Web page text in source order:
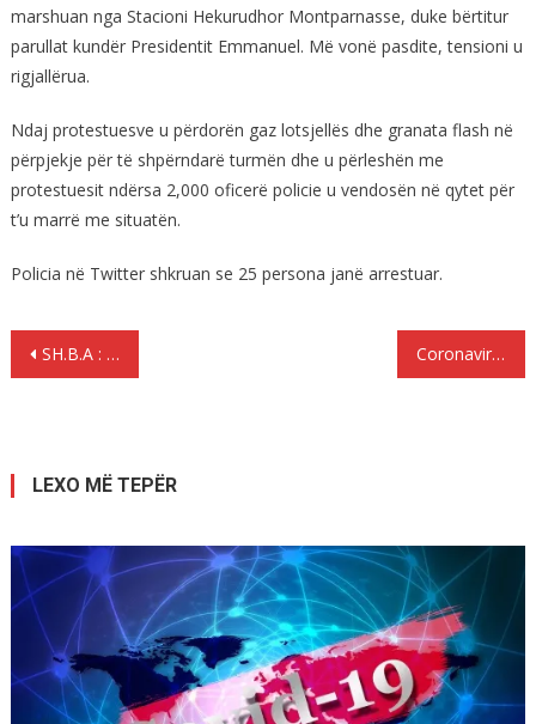
marshuan nga Stacioni Hekurudhor Montparnasse, duke bërtitur
parullat kundër Presidentit Emmanuel. Më vonë pasdite, tensioni u
rigjallërua.
Ndaj protestuesve u përdorën gaz lotsjellës dhe granata flash në
përpjekje për të shpërndarë turmën dhe u përleshën me
protestuesit ndërsa 2,000 oficerë policie u vendosën në qytet për
t’u marrë me situatën.
Policia në Twitter shkruan se 25 persona janë arrestuar.
Lëvizje
SH.B.A : 50 vdekje nga coronavirusi, ndalimi i hyrjes nga Britania dhe Irlanda Coronavirus: 190 të vdekur në Spanjë, 70 të vdekur vetëm sot, ditën e hënë i gjithë vendi në karantinë
LEXO MË TEPËR